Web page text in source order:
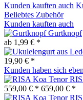
Kunden kauften auch
Beliebtes Zubehör
Kunden kauften auch
Gurtknopf
ab 1,99 € *
19,90 € *
Kunden haben sich
559,00 € * 659,00 € *